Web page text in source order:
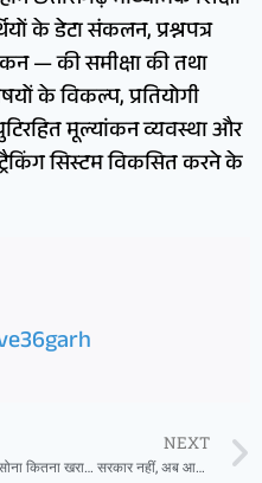
के डेटा संकलन, प्रश्नपत्र
— की समीक्षा की तथा
के विकल्प, प्रतियोगी
मूल्यांकन व्यवस्था और
सिस्टम विकसित करने के
NEXT
सोना कितना खरा… सरकार नहीं, अब आप भी कर सकेंगे पहचान